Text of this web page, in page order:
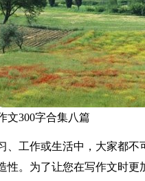
文300字合集八篇
、工作或生活中，大家都
性。为了让您在写作文时